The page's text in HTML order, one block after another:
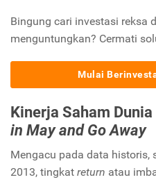
Bingung cari investasi reksa
menguntungkan? Cermati
Mulai
Kinerja Saham
in May and Go Away
Mengacu pada data historis,
2013, tingkat return atau